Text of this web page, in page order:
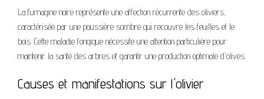
La fumagine noire représente une affection récurrente des oliviers,
caractérisée par une poussière sombre qui recouvre les feuilles et le
bois. Cette maladie fongique nécessite une attention particulière pour
maintenir la santé des arbres et garantir une production optimale d'olives.
Causes et manifestations sur l'olivier